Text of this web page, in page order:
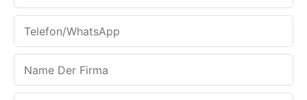
Telefon/WhatsApp
Name Der Firma